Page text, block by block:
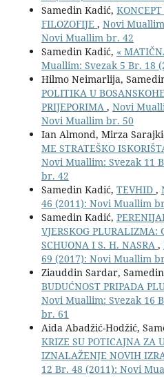
Samedin Kadić,
FILOZOFIJE , Novi
Novi Muallim br. 42
Samedin Kadić, «
Muallim: Svezak 5 Br. 18
Hilmo Neimarlija,
POLITIKA U
PRIJEPORIMA , Novi
Novi Muallim br. 50
Ian Almond, Mirza
ME STRATEŠKO
Novi Muallim: Svezak 11
br. 42
Samedin Kadić, TEVHID ,
46 (2011): Novi Muallim
Samedin Kadić,
VJERSKOG PLURALIZMA:
SCHUONA I S. H. NASRA ,
69 (2017): Novi Muallim
Ziauddin Sardar,
BUDUĆNOST PRIPADA
Novi Muallim: Svezak 16
br. 61
Aida Abadžić-Hodžić,
KRIZE SU POTICAJNA ZA
IZNALAŽENJE NOVIH
12 Br. 48 (2011): Novi